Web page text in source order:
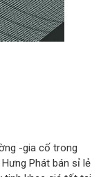
-gia cố trong
Phát bán sỉ lẻ